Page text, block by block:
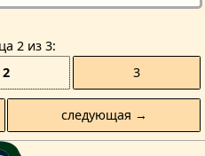
2 из 3
2 3
следующая →